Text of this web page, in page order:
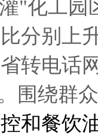
"化工
分别上
转电话
围绕群
和餐饮